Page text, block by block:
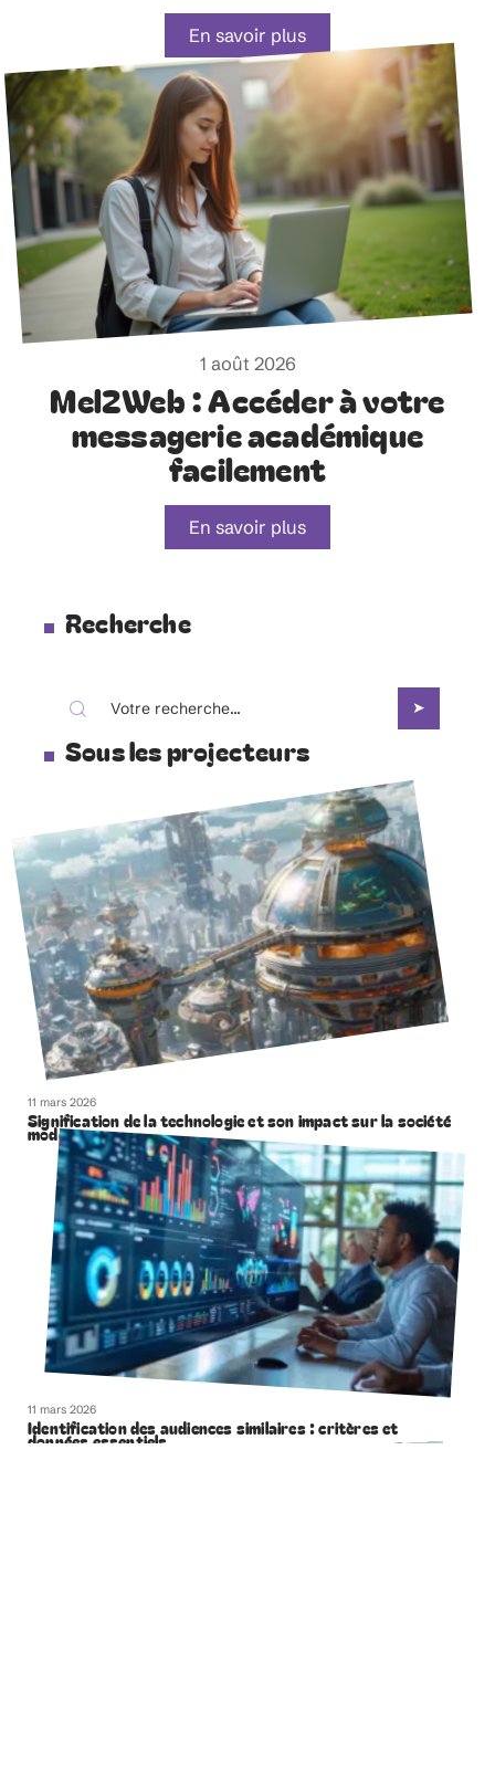
En savoir plus
1 août 2026
Mel2Web : Accéder à votre
messagerie académique
facilement
En savoir plus
Recherche
Sous les projecteurs
11 mars 2026
Signification de la technologie et son impact sur la société
moderne
11 mars 2026
Identification des audiences similaires : critères et
données essentiels